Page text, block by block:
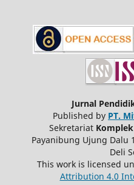
Jurnal
Published by PT.
Sekretariat Komplek
Payanibung Ujung Dalu
Deli
This work is licensed
Attribution 4.0